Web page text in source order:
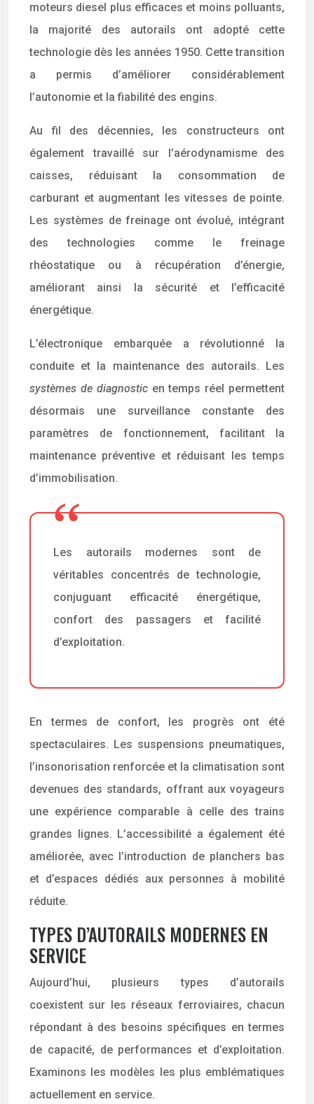
moteurs diesel plus efficaces et moins polluants,
la majorité des autorails ont adopté cette
technologie dès les années 1950. Cette transition
a permis d’améliorer considérablement
l’autonomie et la fiabilité des engins.
Au fil des décennies, les constructeurs ont
également travaillé sur l’aérodynamisme des
caisses, réduisant la consommation de
carburant et augmentant les vitesses de pointe.
Les systèmes de freinage ont évolué, intégrant
des technologies comme le freinage
rhéostatique ou à récupération d’énergie,
améliorant ainsi la sécurité et l’efficacité
énergétique.
L’électronique embarquée a révolutionné la
conduite et la maintenance des autorails. Les
systèmes de diagnostic en temps réel permettent
désormais une surveillance constante des
paramètres de fonctionnement, facilitant la
maintenance préventive et réduisant les temps
d’immobilisation.
Les autorails modernes sont de
véritables concentrés de technologie,
conjuguant efficacité énergétique,
confort des passagers et facilité
d’exploitation.
En termes de confort, les progrès ont été
spectaculaires. Les suspensions pneumatiques,
l’insonorisation renforcée et la climatisation sont
devenues des standards, offrant aux voyageurs
une expérience comparable à celle des trains
grandes lignes. L’accessibilité a également été
améliorée, avec l’introduction de planchers bas
et d’espaces dédiés aux personnes à mobilité
réduite.
TYPES D’AUTORAILS MODERNES EN
SERVICE
Aujourd’hui, plusieurs types d’autorails
coexistent sur les réseaux ferroviaires, chacun
répondant à des besoins spécifiques en termes
de capacité, de performances et d’exploitation.
Examinons les modèles les plus emblématiques
actuellement en service.